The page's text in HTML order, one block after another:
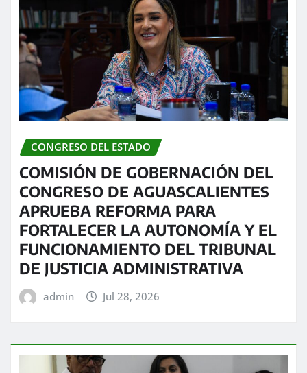
CONGRESO DEL ESTADO
COMISIÓN DE GOBERNACIÓN DEL
CONGRESO DE AGUASCALIENTES
APRUEBA REFORMA PARA
FORTALECER LA AUTONOMÍA Y EL
FUNCIONAMIENTO DEL TRIBUNAL
DE JUSTICIA ADMINISTRATIVA
admin Jul 28, 2026